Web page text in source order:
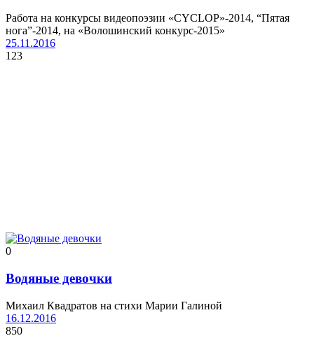
Работа на конкурсы видеопоэзии «CYCLOP»-2014, “Пятая
нога”-2014, на «Волошинский конкурс-2015»
25.11.2016
123
0
Водяные девочки
Михаил Квадратов на стихи Марии Галиной
16.12.2016
850